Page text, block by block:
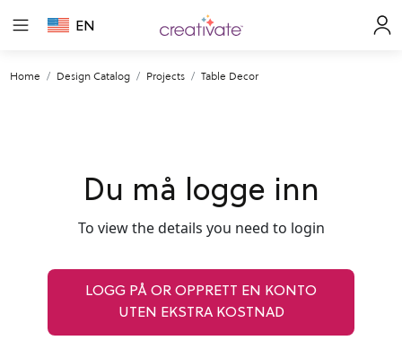
EN
Home Design Catalog Projects Table Decor
Du må logge inn
To view the details you need to login
LOGG PÅ OR OPPRETT EN KONTO
UTEN EKSTRA KOSTNAD